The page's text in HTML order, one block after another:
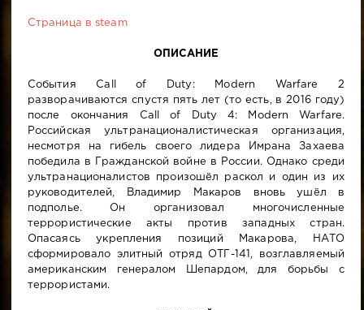
Страница в steam
ОПИСАНИЕ
События Call of Duty: Modern Warfare 2
разворачиваются спустя пять лет (то есть, в 2016 году)
после окончания Call of Duty 4: Modern Warfare.
Российская ультранационалистическая организация,
несмотря на гибель своего лидера Имрана Захаева
победила в Гражданской войне в России. Однако среди
ультранационалистов произошёл раскол и один из их
руководителей, Владимир Макаров вновь ушёл в
подполье. Он организовал многочисленные
террористические акты против западных стран.
Опасаясь укрепления позиций Макарова, НАТО
сформировало элитный отряд ОТГ-141, возглавляемый
американским генералом Шепардом, для борьбы с
террористами.